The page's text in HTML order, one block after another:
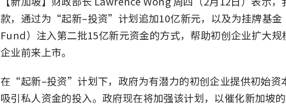
款，通过为“起新–投资”计划追加10亿新元，以及为挂牌基
Fund）注入第二批15亿新元资金的方式，帮助初创企业扩大规
企业前来上市。
在“起新–投资”计划下，政府为有潜力的初创企业提供初始资
吸引私人资金的投入。政府现在将加强该计划，以催化新加坡的